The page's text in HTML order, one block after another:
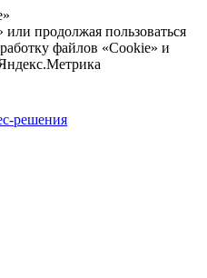
продолжая пользоваться
файлов «Cookie» и
решения